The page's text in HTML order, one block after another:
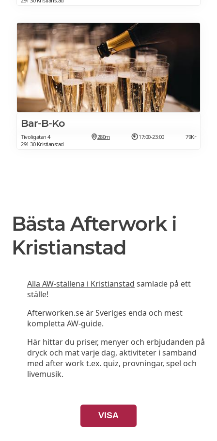
Bar-B-Ko
Tivoligatan 4
291 30 Kristianstad
280m 17:00-23:00 79Kr
Bästa Afterwork i
Kristianstad
Alla AW-ställena i Kristianstad samlade på ett
ställe!
Afterworken.se är Sveriges enda och mest
kompletta AW-guide.
Här hittar du priser, menyer och erbjudanden på
dryck och mat varje dag, aktiviteter i samband
med after work t.ex. quiz, provningar, spel och
livemusik.
VISA